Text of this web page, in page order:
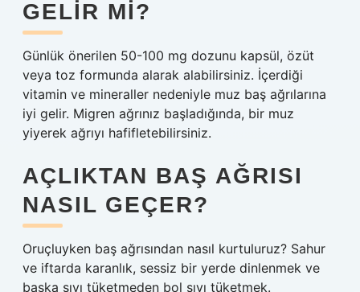
GELIR MI?
Günlük önerilen 50-100 mg dozunu kapsül, özüt
veya toz formunda alarak alabilirsiniz. İçerdiği
vitamin ve mineraller nedeniyle muz baş ağrılarına
iyi gelir. Migren ağrınız başladığında, bir muz
yiyerek ağrıyı hafifletebilirsiniz.
AÇLIKTAN BAŞ AĞRISI
NASIL GEÇER?
Oruçluyken baş ağrısından nasıl kurtuluruz? Sahur
ve iftarda karanlık, sessiz bir yerde dinlenmek ve
başka sıvı tüketmeden bol sıvı tüketmek.